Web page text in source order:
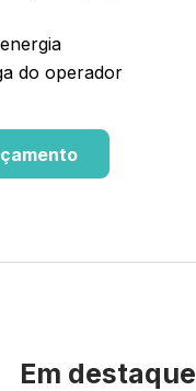
do operador
Em destaque